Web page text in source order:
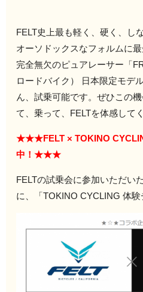
FELT史上最も軽く、硬く、し
オーソドックスなフォルムに
完全無欠のピュアレーサー「
ロードバイク） 日本限定モデ
ん、試乗可能です。ぜひこの
て、乗って、FELTを体感して
★★★FELT × TOKINO
中！★★★
FELTの試乗会に参加いただい
に、「TOKINO CYCLING 体